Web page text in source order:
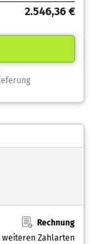
2.546,36 €
Rechnung
weiteren Zahlarten